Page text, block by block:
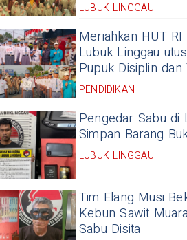
LUBUK LINGGAU
Meriahkan HUT
Lubuk Linggau
Pupuk Disiplin
PENDIDIKAN
Pengedar Sabu di
Simpan Barang
LUBUK LINGGAU
Tim Elang Musi
Kebun Sawit
Sabu Disita